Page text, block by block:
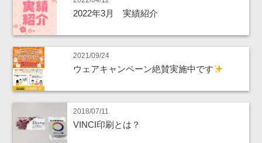
2022年3月 実績紹介
2021/09/24
ウェアキャンペーン絶賛実施中です
2018/07/11
VINCI印刷とは？